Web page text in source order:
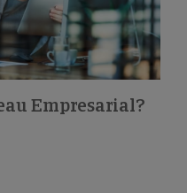
Empresarial?